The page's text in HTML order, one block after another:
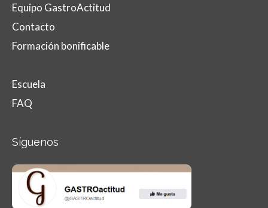
Equipo GastroActitud
Contacto
Formación bonificable
Escuela
FAQ
Síguenos